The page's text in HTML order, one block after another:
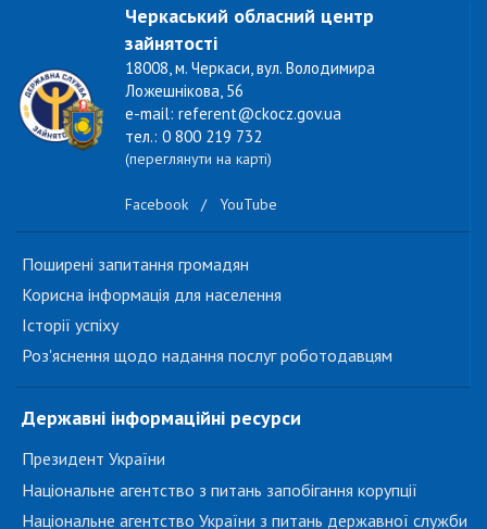
Черкаський обласний центр
зайнятості
18008, м. Черкаси, вул. Володимира
Ложешнікова, 56
e-mail: referent@ckocz.gov.ua
тел.: 0 800 219 732
(переглянути на карті)
Facebook / YouTube
Поширені запитання громадян
Корисна інформація для населення
Історії успіху
Роз'яснення щодо надання послуг роботодавцям
Державні інформаційні ресурси
Президент України
Національне агентство з питань запобігання корупції
Національне агентство України з питань державної служби